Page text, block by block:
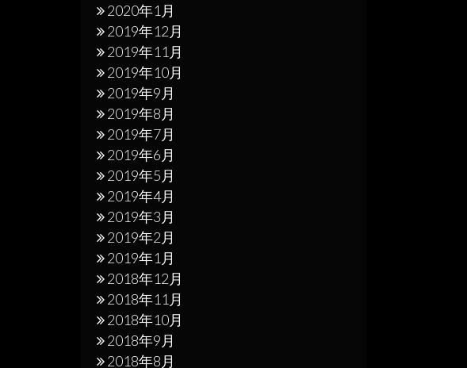
2020年1月
2019年12月
2019年11月
2019年10月
2019年9月
2019年8月
2019年7月
2019年6月
2019年5月
2019年4月
2019年3月
2019年2月
2019年1月
2018年12月
2018年11月
2018年10月
2018年9月
2018年8月